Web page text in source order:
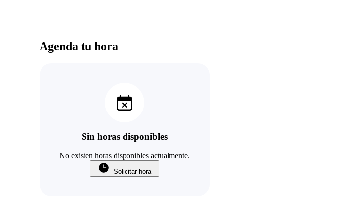
Agenda tu hora
Sin horas disponibles
No existen horas disponibles actualmente.
Solicitar hora